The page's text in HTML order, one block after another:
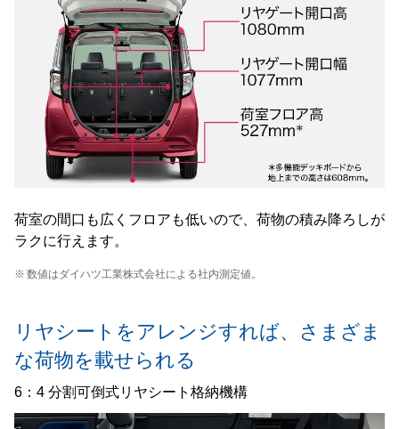
荷室の間口も広くフロアも低いので、荷物の積み降ろしが
ラクに行えます。
※ 数値はダイハツ工業株式会社による社内測定値。
リヤシートをアレンジすれば、さまざま
な荷物を載せられる
6：4 分割可倒式リヤシート格納機構